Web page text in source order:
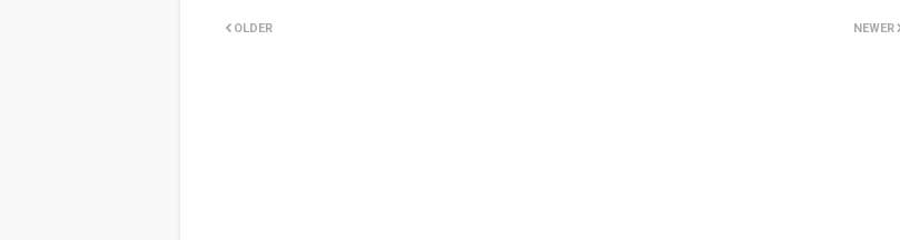
NEWER
OLDER